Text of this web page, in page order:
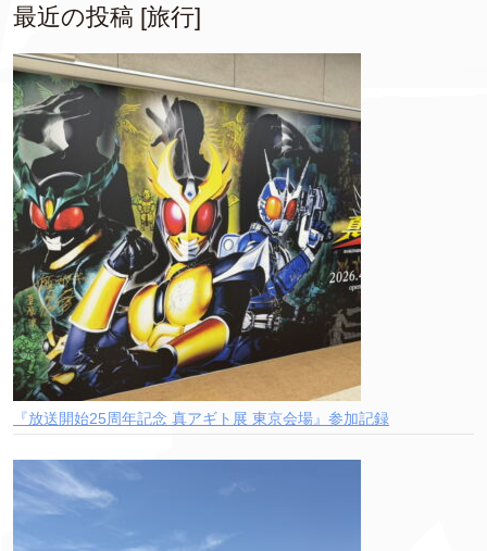
最近の投稿 [旅行]
『放送開始25周年記念 真アギト展 東京会場』参加記録